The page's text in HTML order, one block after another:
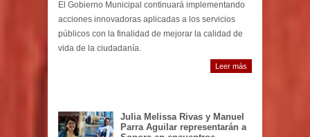
El Gobierno Municipal continuará implementando
acciones innovadoras aplicadas a los servicios
públicos con la finalidad de mejorar la calidad de
vida de la ciudadanía.
Leer más
Julia Melissa Rivas y Manuel
Parra Aguilar representarán a